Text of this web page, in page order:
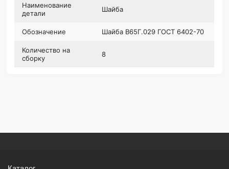
Наименование
детали
Шайба
Обозначение Шайба В65Г.029 ГОСТ 6402-70
Количество на
сборку
8